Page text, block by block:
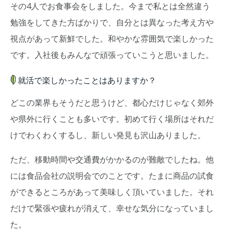
その4人でお食事会をしました。今まで私とは全然違う
勉強をしてきた方ばかりで、自分とは異なった考え方や
視点があって新鮮でした。和やかな雰囲気で楽しかった
です。入社後もみんなで頑張っていこうと思いました。
就活で楽しかったことはありますか？
どこの業界もそうだと思うけど、都心だけじゃなく郊外
や県外に行くことも多いです。初めて行く場所はそれだ
けでわくわくするし、新しい発見も沢山ありました。
ただ、移動時間や交通費がかかるのが難敵でしたね。他
には食品会社の説明会でのことです。たまに商品の試食
ができるところがあって美味しく頂いていました。それ
だけで緊張や疲れが消えて、幸せな気分になっていまし
た。